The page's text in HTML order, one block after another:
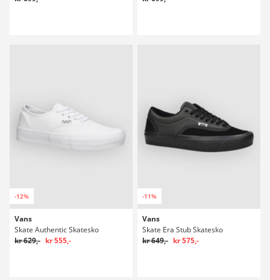
-12%
Vans
Skate Authentic Skatesko
kr 629,- kr 555,-
-11%
Vans
Skate Era Stub Skatesko
kr 649,- kr 575,-